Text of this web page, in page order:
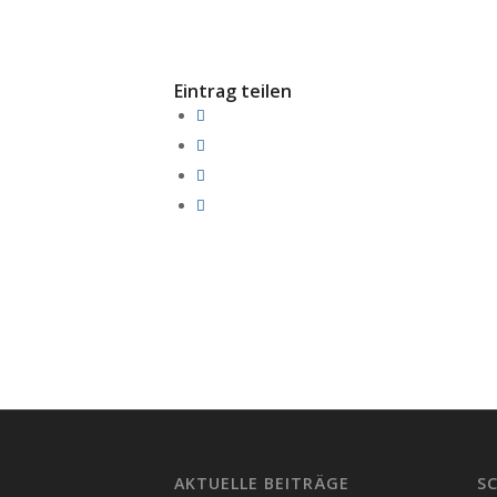
Eintrag teilen
AKTUELLE BEITRÄGE